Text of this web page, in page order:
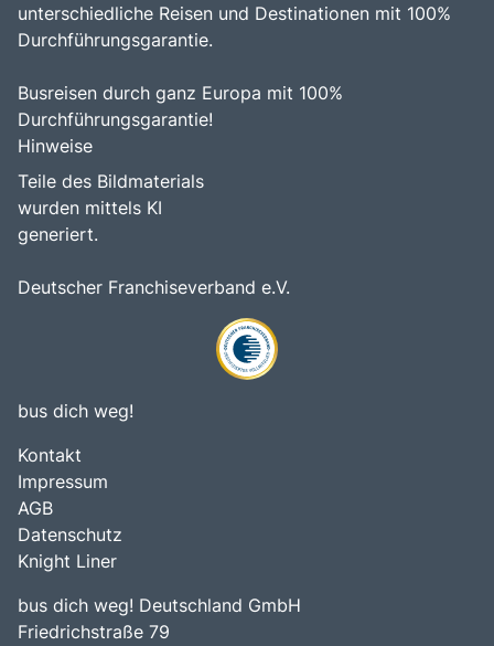
unterschiedliche Reisen und Destinationen mit 100%
Durchführungsgarantie.
Busreisen durch ganz Europa mit 100%
Durchführungsgarantie!
Hinweise
Teile des Bildmaterials
wurden mittels KI
generiert.
Deutscher Franchiseverband e.V.
bus dich weg!
Kontakt
Impressum
AGB
Datenschutz
Knight Liner
bus dich weg! Deutschland GmbH
Friedrichstraße 79